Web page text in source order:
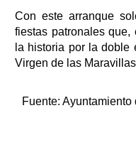
Con este arranque
fiestas patronales
la historia por la doble
Virgen de las
Fuente: Ayuntamiento